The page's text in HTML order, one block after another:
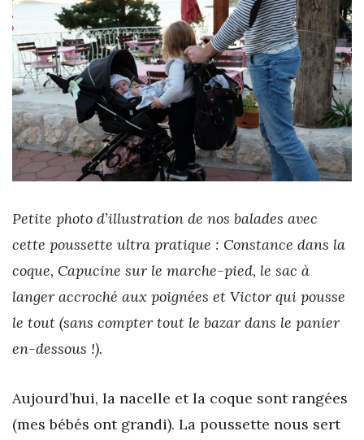
Petite photo d’illustration de nos balades avec
cette poussette ultra pratique : Constance dans la
coque, Capucine sur le marche-pied, le sac à
langer accroché aux poignées et Victor qui pousse
le tout (sans compter tout le bazar dans le panier
en-dessous !).
Aujourd’hui, la nacelle et la coque sont rangées
(mes bébés ont grandi). La poussette nous sert